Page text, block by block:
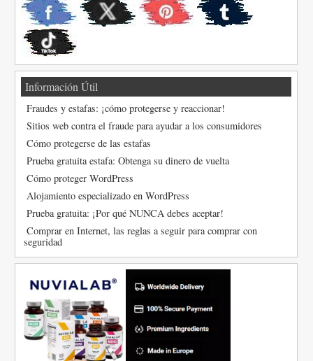
Información Útil
Fraudes y estafas: ¡cómo protegerse y reaccionar!
Sitios web contra el fraude para ayudar a los consumidores
Cómo protegerse de las estafas
Prueba gratuita estafa: Obtenga su dinero de vuelta
Cómo proteger WordPress
Alojamiento especializado en WordPress
Prueba gratuita: ¡Por qué NUNCA debes aceptar!
Comprar en Internet, las reglas a seguir para comprar con
seguridad